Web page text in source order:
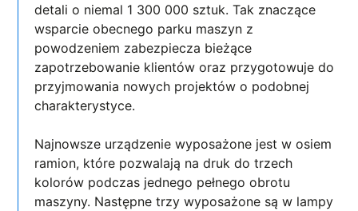
detali o niemal 1 300 000 sztuk. Tak znaczące
wsparcie obecnego parku maszyn z
powodzeniem zabezpiecza bieżące
zapotrzebowanie klientów oraz przygotowuje do
przyjmowania nowych projektów o podobnej
charakterystyce.
Najnowsze urządzenie wyposażone jest w osiem
ramion, które pozwalają na druk do trzech
kolorów podczas jednego pełnego obrotu
maszyny. Następne trzy wyposażone są w lampy